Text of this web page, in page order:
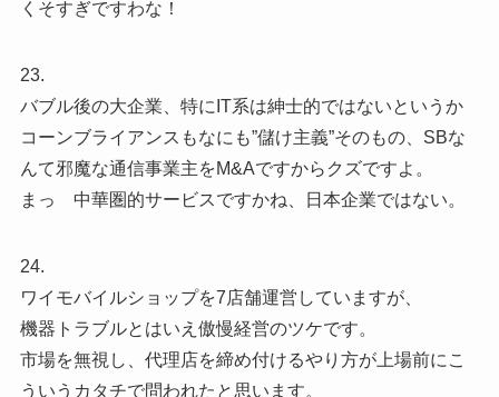
くそすぎですわな！
23.
バブル後の大企業、特にIT系は紳士的ではないというか
コーンブライアンスもなにも”儲け主義”そのもの、SBな
んて邪魔な通信事業主をM&Aですからクズですよ。
まっ 中華圏的サービスですかね、日本企業ではない。
24.
ワイモバイルショップを7店舗運営していますが、
機器トラブルとはいえ傲慢経営のツケです。
市場を無視し、代理店を締め付けるやり方が上場前にこ
ういうカタチで問われたと思います。